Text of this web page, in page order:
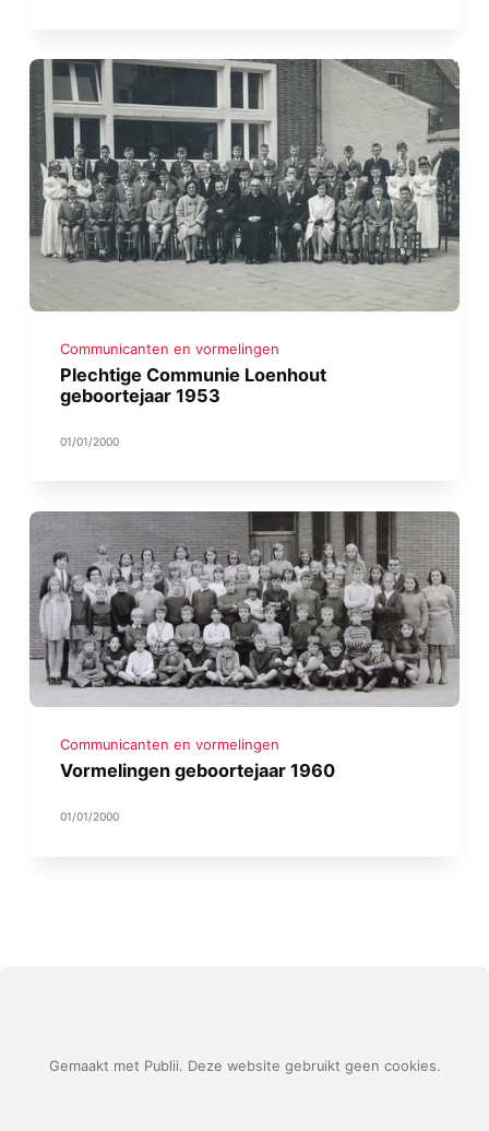
Communicanten en vormelingen
Plechtige Communie Loenhout
geboortejaar 1953
01/01/2000
Communicanten en vormelingen
Vormelingen geboortejaar 1960
01/01/2000
Gemaakt met Publii. Deze website gebruikt geen cookies.